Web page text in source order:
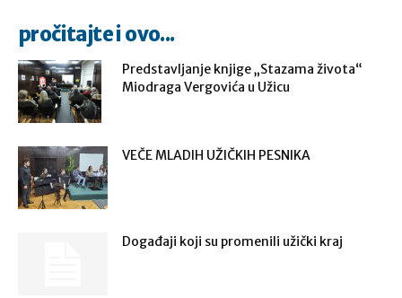
pročitajte i ovo...
Predstavljanje knjige „Stazama života“
Miodraga Vergovića u Užicu
VEČE MLADIH UŽIČKIH PESNIKA
Događaji koji su promenili užički kraj